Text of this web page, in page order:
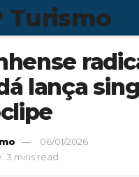
lança
06/01/2026
3 mins read